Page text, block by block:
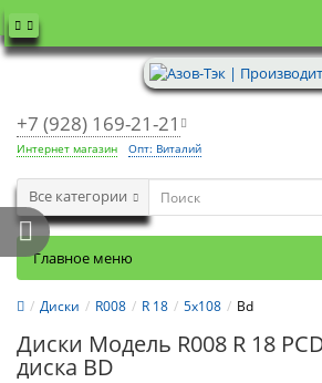
+7 (928) 169-21-21
Интернет магазин Опт: Виталий
Все категории
Главное меню
Диски R008 R 18 5x108 Bd
Диски Модель R008 R 18
диска BD